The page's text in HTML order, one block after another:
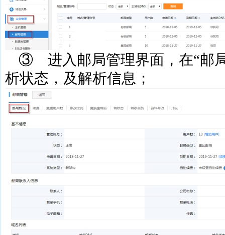
③ 进入邮局管理界面，在“邮
析状态，及解析信息；